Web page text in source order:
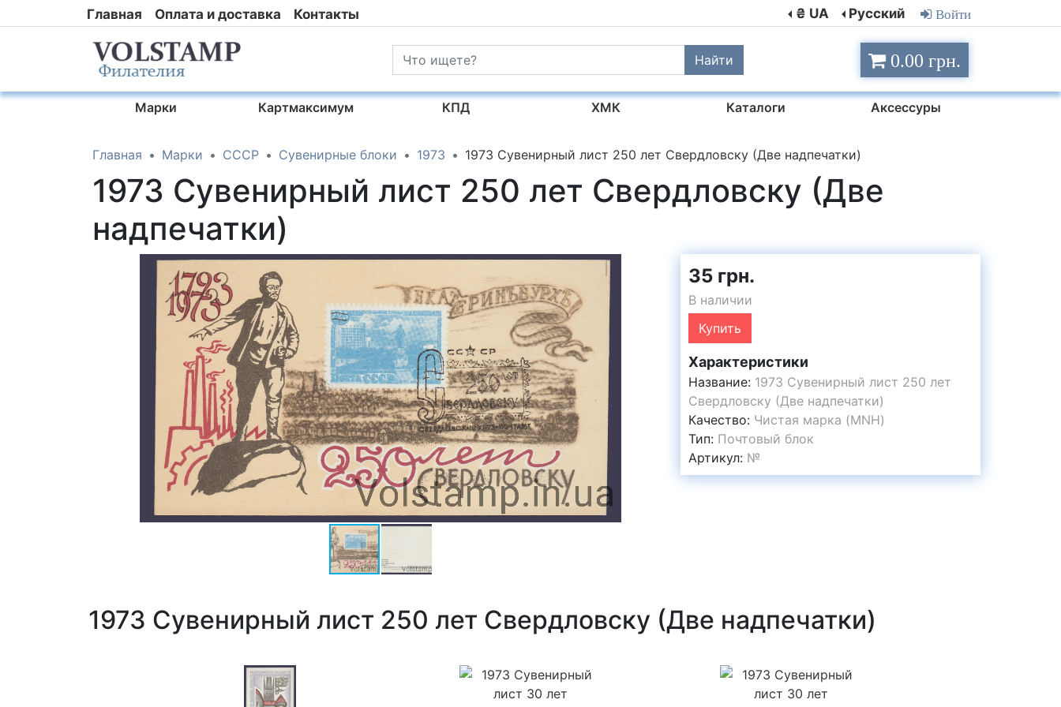
Главная Оплата и доставка Контакты ₴ UA Русский Войти
Найти 0.00 грн.
Марки Картмаксимум КПД ХМК Каталоги Аксессуры
Главная Марки СССР Сувенирные блоки 1973 1973 Сувенирный лист 250 лет Свердловску (Две надпечатки)
1973 Сувенирный лист 250 лет Свердловску (Две
надпечатки)
35 грн.
В наличии
Купить
Характеристики
Название: 1973 Сувенирный лист 250 лет
Свердловску (Две надпечатки)
Качество: Чистая марка (MNH)
Тип: Почтовый блок
Артикул: №
1973 Сувенирный лист 250 лет Свердловску (Две надпечатки)